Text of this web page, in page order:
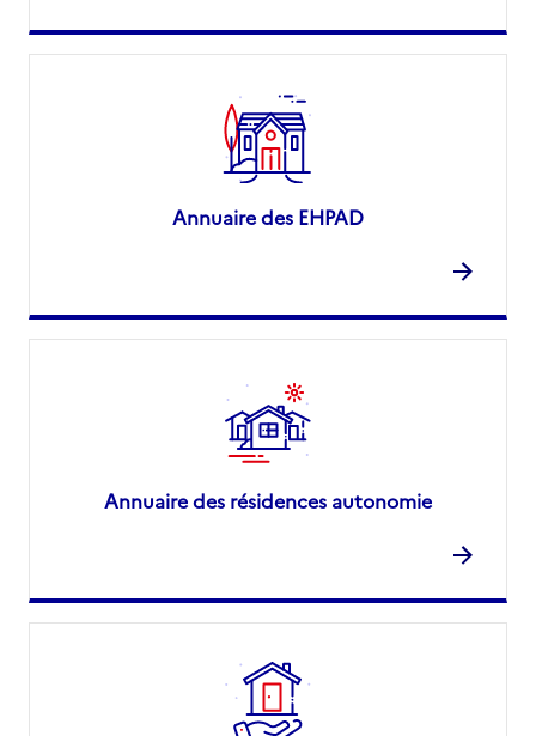
Annuaire des EHPAD
Annuaire des résidences autonomie